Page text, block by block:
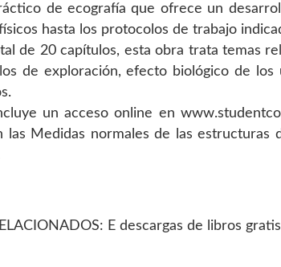
de ecografía que ofrece un
hasta los protocolos de trabajo
de 20 capítulos, esta obra trata temas
de exploración, efecto biológico de
un acceso online en
las Medidas normales de las estructuras
E descargas de libros